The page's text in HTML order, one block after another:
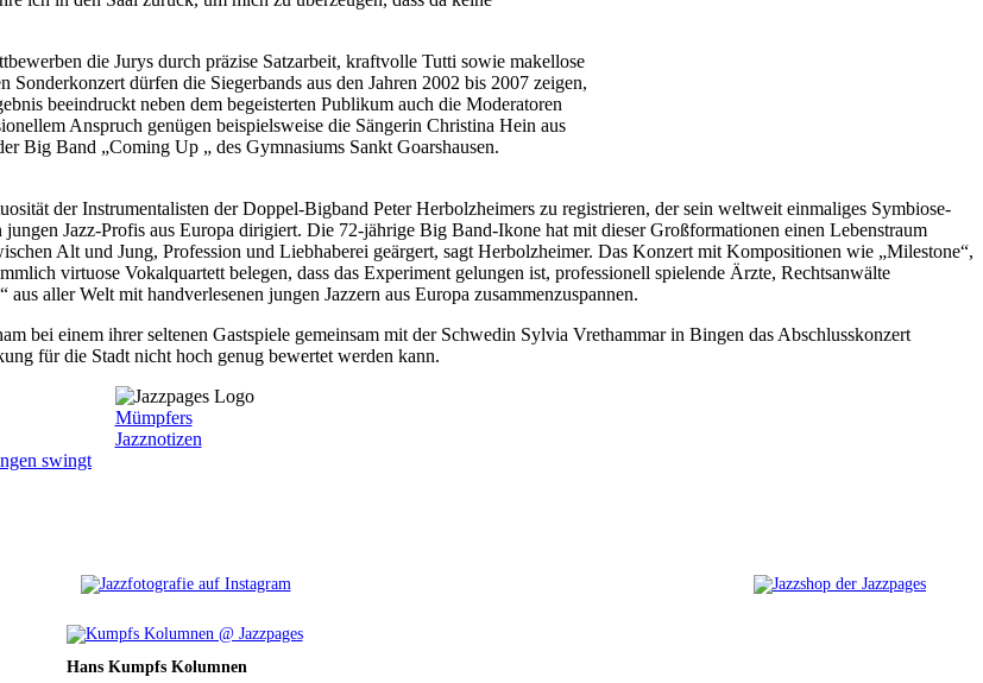
die Jurys durch präzise Satzarbeit, kraftvolle Tutti sowie makellose
dürfen die Siegerbands aus den Jahren 2002 bis 2007 zeigen,
beeindruckt neben dem begeisterten Publikum auch die Moderatoren
Anspruch genügen beispielsweise die Sängerin Christina Hein aus
Big Band „Coming Up „ des Gymnasiums Sankt Goarshausen.
der Instrumentalisten der Doppel-Bigband Peter Herbolzheimers zu registrieren, der sein weltweit einmaliges Symbiose-
Jazz-Profis aus Europa dirigiert. Die 72-jährige Big Band-Ikone hat mit dieser Großformationen einen Lebenstraum
Alt und Jung, Profession und Liebhaberei geärgert, sagt Herbolzheimer. Das Konzert mit Kompositionen wie „Milestone“,
virtuose Vokalquartett belegen, dass das Experiment gelungen ist, professionell spielende Ärzte, Rechtsanwälte
aller Welt mit handverlesenen jungen Jazzern aus Europa zusammenzuspannen.
bei einem ihrer seltenen Gastspiele gemeinsam mit der Schwedin Sylvia Vrethammar in Bingen das Abschlusskonzert
für die Stadt nicht hoch genug bewertet werden kann.
Mümpfers
Jazznotizen
swingt
Hans Kumpfs Kolumnen